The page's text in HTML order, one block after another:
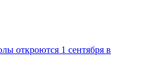
откроются 1 сентября в